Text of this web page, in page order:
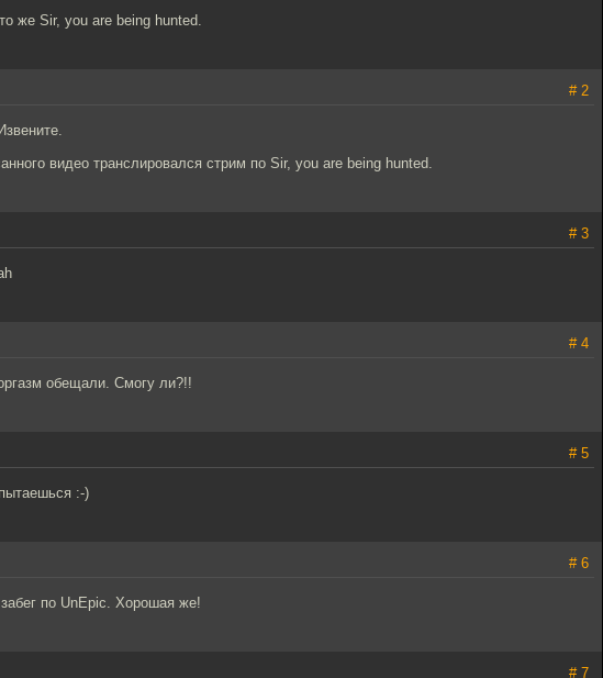
же Sir, you are being hunted.
# 2
видео транслировался стрим по Sir, you are being hunted.
# 3
# 4
обещали. Смогу ли?!!
# 5
:-)
# 6
по UnEpic. Хорошая же!
# 7